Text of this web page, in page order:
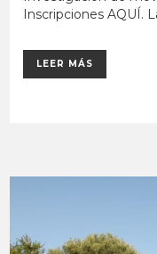
Inscripciones AQUÍ.
LEER MÁS